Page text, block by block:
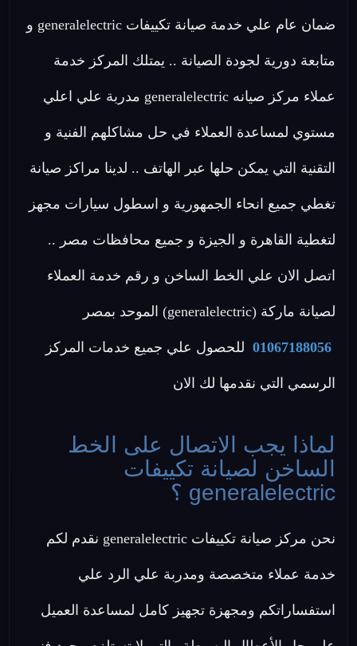
ضمان عام علي خدمة صيانة تكييفات generalelectric و
متابعة دورية لجودة الصيانة .. يمتلك المركز خدمة
عملاء مركز صيانه generalelectric مدربة علي اعلي
مستوي لمساعدة العملاء في حل مشاكلهم الفنية و
التقنية التي يمكن حلها عبر الهاتف .. لدينا مراكز صيانة
تغطي جميع انحاء الجمهورية و اسطول سيارات مجهز
لتغطية القاهرة و الجيزة و جميع محافظات مصر ..
اتصل الان علي الخط الساخن و رقم خدمة العملاء
لصيانة ماركة (generalelectric) الموحد بمصر
01067188056 للحصول علي جميع خدمات المركز
الرسمي التي نقدمها لك الان
لماذا يجب الاتصال على الخط
الساخن لصيانة تكييفات
generalelectric ؟
نحن مركز صيانة تكييفات generalelectric نقدم لكم
خدمة عملاء متخصصة ومدربة علي الرد علي
استفساراتكم ومجهزة تجهيز كامل لمساعدة العميل